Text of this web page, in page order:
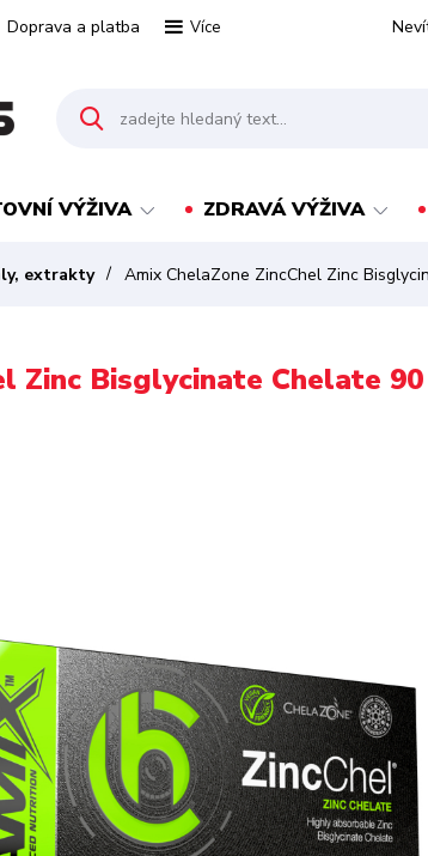
Doprava a platba Více
VÝŽIVA ZDRAVÁ VÝŽIVA
extrakty Amix ChelaZone ZincChel Zinc
Zinc Bisglycinate Chelate